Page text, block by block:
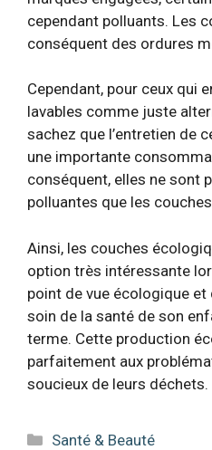
cependant polluants. Les
conséquent des ordures
Cependant, pour ceux qui
lavables comme juste
sachez que l’entretien de
une importante
conséquent, elles ne sont
polluantes que les
Ainsi, les couches
option très intéressante
point de vue écologique et
soin de la santé de son
terme. Cette production
parfaitement aux
soucieux de leurs déchets.
Catégories
Santé & Beauté